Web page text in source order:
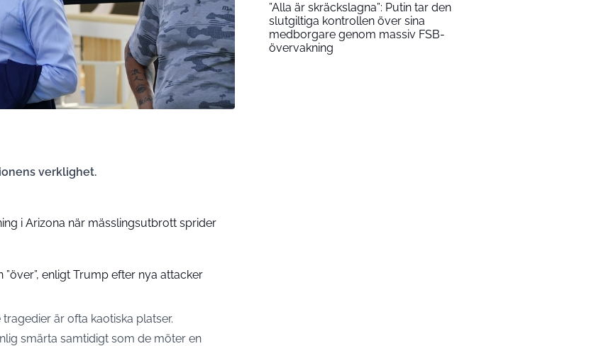
verklighet.
i Arizona när mässlingsutbrott sprider
enligt Trump efter nya attacker
är ofta kaotiska platser.
smärta samtidigt som de möter en
”Alla är skräckslagna”: Putin tar den
slutgiltiga kontrollen över sina
medborgare genom massiv FSB-
övervakning